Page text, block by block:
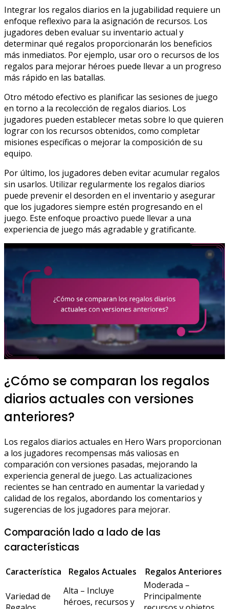
Integrar los regalos diarios en la jugabilidad requiere un
enfoque reflexivo para la asignación de recursos. Los
jugadores deben evaluar su inventario actual y
determinar qué regalos proporcionarán los beneficios
más inmediatos. Por ejemplo, usar oro o recursos de los
regalos para mejorar héroes puede llevar a un progreso
más rápido en las batallas.
Otro método efectivo es planificar las sesiones de juego
en torno a la recolección de regalos diarios. Los
jugadores pueden establecer metas sobre lo que quieren
lograr con los recursos obtenidos, como completar
misiones específicas o mejorar la composición de su
equipo.
Por último, los jugadores deben evitar acumular regalos
sin usarlos. Utilizar regularmente los regalos diarios
puede prevenir el desorden en el inventario y asegurar
que los jugadores siempre estén progresando en el
juego. Este enfoque proactivo puede llevar a una
experiencia de juego más agradable y gratificante.
¿Cómo se comparan los regalos
diarios actuales con versiones
anteriores?
Los regalos diarios actuales en Hero Wars proporcionan
a los jugadores recompensas más valiosas en
comparación con versiones pasadas, mejorando la
experiencia general de juego. Las actualizaciones
recientes se han centrado en aumentar la variedad y
calidad de los regalos, abordando los comentarios y
sugerencias de los jugadores para mejorar.
Comparación lado a lado de las
características
Característica Regalos Actuales Regalos Anteriores
Variedad de
Alta – Incluye
héroes, recursos y
Moderada –
Principalmente